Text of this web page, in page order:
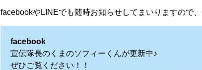
facebookやLINEでも随時お知らせしてまいりますので
facebook
宣伝隊長のくまのソフィーくんが更新中♪
ぜひご覧ください！！